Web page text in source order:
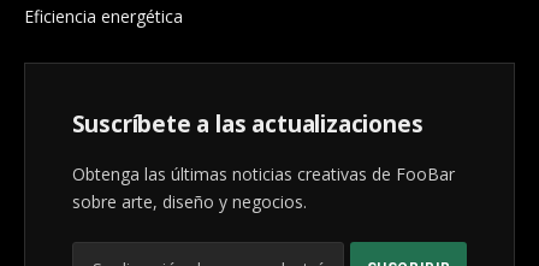
Eficiencia energética
Suscríbete a las actualizaciones
Obtenga las últimas noticias creativas de FooBar
sobre arte, diseño y negocios.